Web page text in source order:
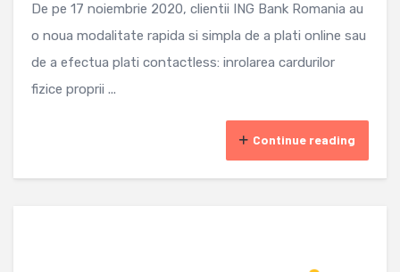
De pe 17 noiembrie 2020, clientii ING Bank Romania au
o noua modalitate rapida si simpla de a plati online sau
de a efectua plati contactless: inrolarea cardurilor
fizice proprii ...
Continue reading